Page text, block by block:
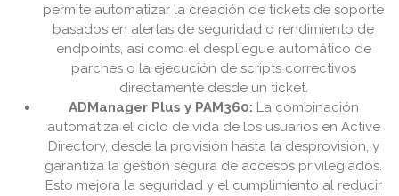
permite automatizar la creación de tickets de soporte
basados en alertas de seguridad o rendimiento de
endpoints, así como el despliegue automático de
parches o la ejecución de scripts correctivos
directamente desde un ticket.
ADManager Plus y PAM360: La combinación
automatiza el ciclo de vida de los usuarios en Active
Directory, desde la provisión hasta la desprovisión, y
garantiza la gestión segura de accesos privilegiados.
Esto mejora la seguridad y el cumplimiento al reducir